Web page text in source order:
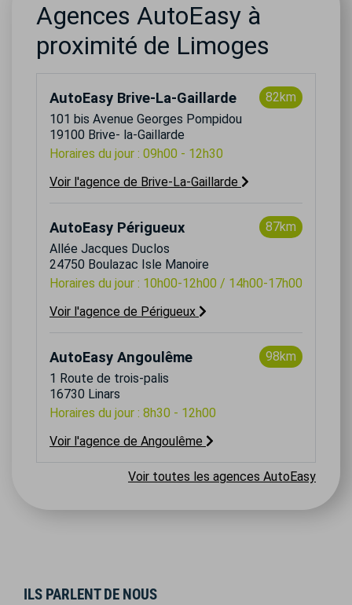
Agences AutoEasy à
proximité de Limoges
AutoEasy Brive-La-Gaillarde
82km
101 bis Avenue Georges Pompidou
19100 Brive- la-Gaillarde
Horaires du jour : 09h00 - 12h30
Voir l'agence de Brive-La-Gaillarde
AutoEasy Périgueux
87km
Allée Jacques Duclos
24750 Boulazac Isle Manoire
Horaires du jour : 10h00-12h00 / 14h00-17h00
Voir l'agence de Périgueux
AutoEasy Angoulême
98km
1 Route de trois-palis
16730 Linars
Horaires du jour : 8h30 - 12h00
Voir l'agence de Angoulême
Voir toutes les agences AutoEasy
ILS PARLENT DE NOUS